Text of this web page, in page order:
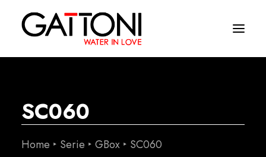
Ambienti
Prodotti
SC060
Home Serie GBox SC060